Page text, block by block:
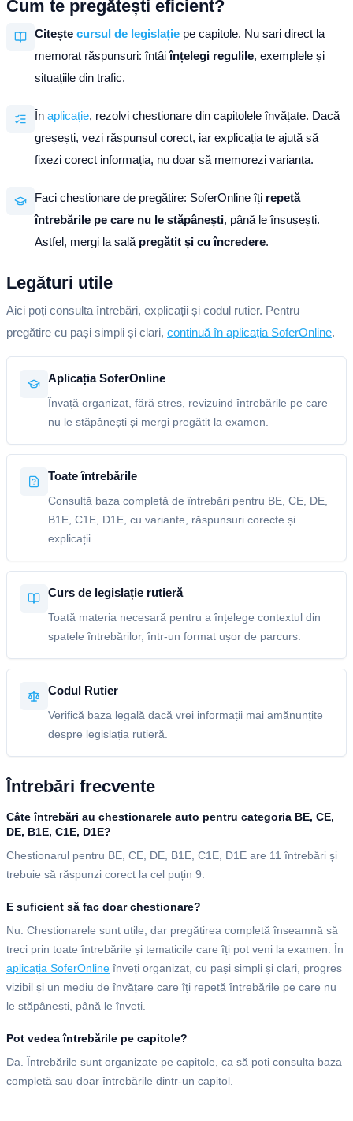
Cum te pregătești eficient?
Citește cursul de legislație pe capitole. Nu sari direct la
memorat răspunsuri: întâi înțelegi regulile, exemplele și
situațiile din trafic.
În aplicație, rezolvi chestionare din capitolele învățate. Dacă
greșești, vezi răspunsul corect, iar explicația te ajută să
fixezi corect informația, nu doar să memorezi varianta.
Faci chestionare de pregătire: SoferOnline îți repetă
întrebările pe care nu le stăpânești, până le însușești.
Astfel, mergi la sală pregătit și cu încredere.
Legături utile
Aici poți consulta întrebări, explicații și codul rutier. Pentru
pregătire cu pași simpli și clari, continuă în aplicația SoferOnline.
Aplicația SoferOnline
Învață organizat, fără stres, revizuind întrebările pe care
nu le stăpânești și mergi pregătit la examen.
Toate întrebările
Consultă baza completă de întrebări pentru BE, CE, DE,
B1E, C1E, D1E, cu variante, răspunsuri corecte și
explicații.
Curs de legislație rutieră
Toată materia necesară pentru a înțelege contextul din
spatele întrebărilor, într-un format ușor de parcurs.
Codul Rutier
Verifică baza legală dacă vrei informații mai amănunțite
despre legislația rutieră.
Întrebări frecvente
Câte întrebări au chestionarele auto pentru categoria BE, CE,
DE, B1E, C1E, D1E?
Chestionarul pentru BE, CE, DE, B1E, C1E, D1E are 11 întrebări și
trebuie să răspunzi corect la cel puțin 9.
E suficient să fac doar chestionare?
Nu. Chestionarele sunt utile, dar pregătirea completă înseamnă să
treci prin toate întrebările și tematicile care îți pot veni la examen. În
aplicația SoferOnline înveți organizat, cu pași simpli și clari, progres
vizibil și un mediu de învățare care îți repetă întrebările pe care nu
le stăpânești, până le înveți.
Pot vedea întrebările pe capitole?
Da. Întrebările sunt organizate pe capitole, ca să poți consulta baza
completă sau doar întrebările dintr-un capitol.